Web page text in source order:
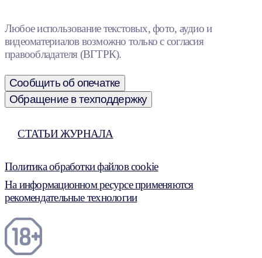
Любое использование текстовых, фото, аудио и
видеоматериалов возможно только с согласия
правообладателя (ВГТРК).
Сообщить об опечатке
Обращение в техподдержку
СТАТЬИ ЖУРНАЛА
Политика обработки файлов cookie
На информационном ресурсе применяются
рекомендательные технологии